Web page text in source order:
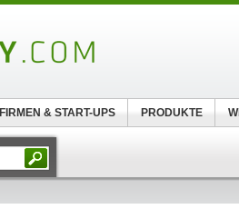
FIRMEN & START-UPS PRODUKTE